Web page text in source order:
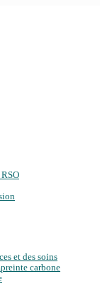
et des soins
carbone